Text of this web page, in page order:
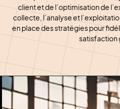
client et de l’optimisation de
collecte, l’analyse et
en place des stratégies pour
satisfaction